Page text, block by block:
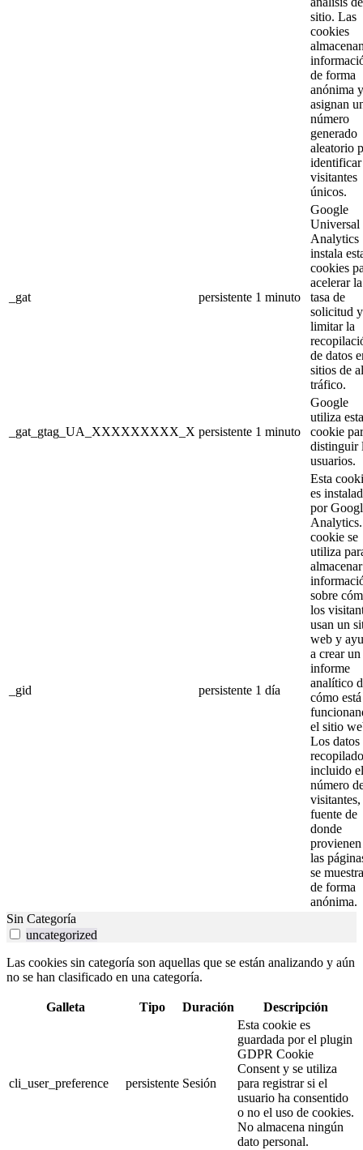
sitio. Las
cookies
de forma
anónima y
asignan
número
generado
aleatorio
identificar
visitantes
únicos.
_gat persistente 1 minuto
Google
Universal
Analytics
instala
cookies
acelerar la
tasa de
solicitud y
limitar la
de datos
sitios de
tráfico.
_gat_gtag_UA_XXXXXXXXX_X persistente 1 minuto
Google
utiliza esta
cookie
distinguir
usuarios.
_gid persistente 1 día
Esta
es
por
cookie se
utiliza
almacenar
sobre
los
usan un
web y
a crear un
informe
analítico
cómo está
el sitio
Los datos
incluido el
número
visitantes,
fuente de
donde
las
se
de forma
anónima.
Sin Categoría
uncategorized
Las cookies sin categoría son aquellas que se están analizando y aún
no se han clasificado en una categoría.
Galleta Tipo Duración Descripción
cli_user_preference persistente Sesión
Esta cookie es
guardada por el plugin
GDPR Cookie
Consent y se utiliza
para registrar si el
usuario ha consentido
o no el uso de cookies.
No almacena ningún
dato personal.